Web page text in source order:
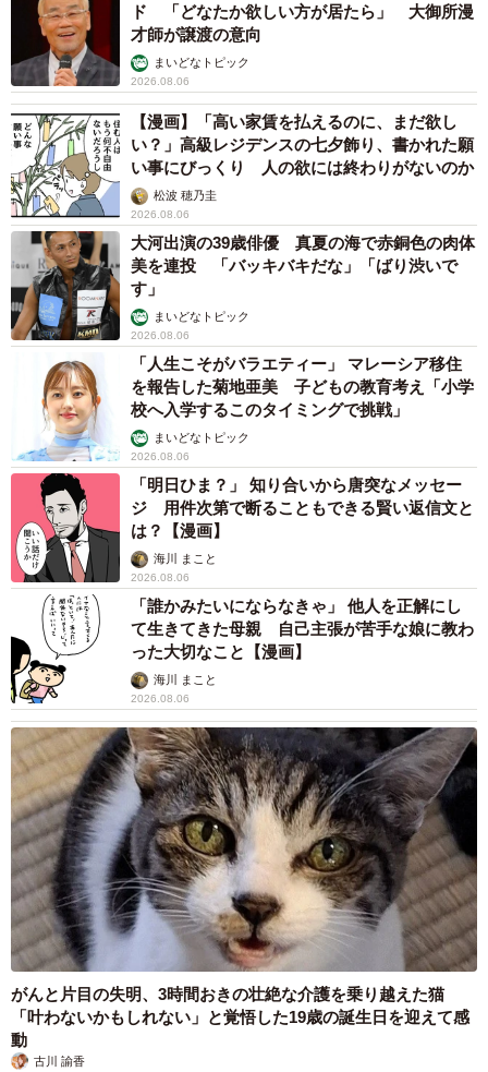
ド 「どなたか欲しい方が居たら」 大御所漫
才師が譲渡の意向
まいどなトピック
2026.08.06
【漫画】「高い家賃を払えるのに、まだ欲し
い？」高級レジデンスの七夕飾り、書かれた願
い事にびっくり 人の欲には終わりがないのか
松波 穂乃圭
2026.08.06
大河出演の39歳俳優 真夏の海で赤銅色の肉体
美を連投 「バッキバキだな」「ばり渋いで
す」
まいどなトピック
2026.08.06
「人生こそがバラエティー」 マレーシア移住
を報告した菊地亜美 子どもの教育考え「小学
校へ入学するこのタイミングで挑戦」
まいどなトピック
2026.08.06
「明日ひま？」 知り合いから唐突なメッセー
ジ 用件次第で断ることもできる賢い返信文と
は？【漫画】
海川 まこと
2026.08.06
「誰かみたいにならなきゃ」 他人を正解にし
て生きてきた母親 自己主張が苦手な娘に教わ
った大切なこと【漫画】
海川 まこと
2026.08.06
がんと片目の失明、3時間おきの壮絶な介護を乗り越えた猫
「叶わないかもしれない」と覚悟した19歳の誕生日を迎えて感
動
古川 諭香